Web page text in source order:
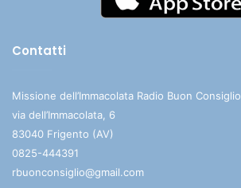
Contatti
Missione dell’Immacolata Radio Buon Consiglio
via dell’Immacolata, 6
83040 Frigento (AV)
0825-444391
rbuonconsiglio@gmail.com